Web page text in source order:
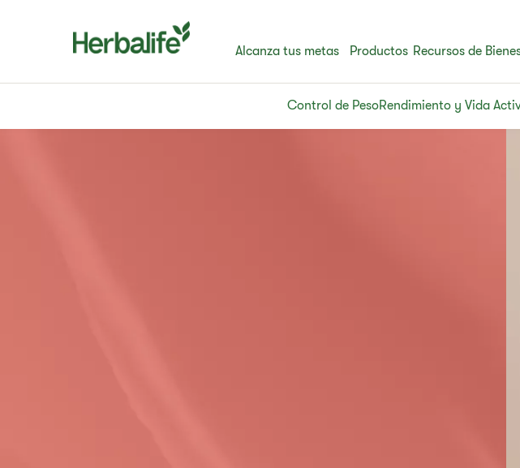
Alcanza tus metas Productos Recursos de
Control de PesoRendimiento y Vida